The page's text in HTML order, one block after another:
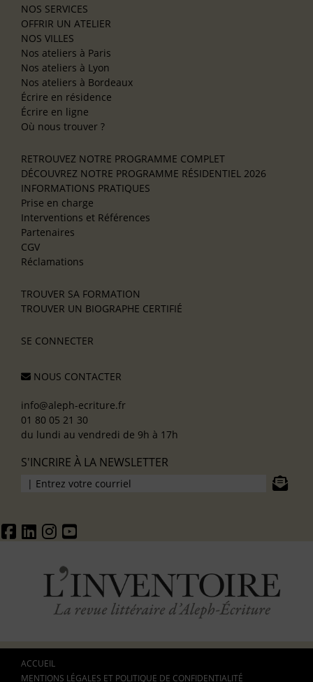
NOS SERVICES
OFFRIR UN ATELIER
NOS VILLES
Nos ateliers à Paris
Nos ateliers à Lyon
Nos ateliers à Bordeaux
Écrire en résidence
Écrire en ligne
Où nous trouver ?
RETROUVEZ NOTRE PROGRAMME COMPLET
DÉCOUVREZ NOTRE PROGRAMME RÉSIDENTIEL 2026
INFORMATIONS PRATIQUES
Prise en charge
Interventions et Références
Partenaires
CGV
Réclamations
TROUVER SA FORMATION
TROUVER UN BIOGRAPHE CERTIFIÉ
SE CONNECTER
NOUS CONTACTER
info@aleph-ecriture.fr
01 80 05 21 30
du lundi au vendredi de 9h à 17h
S'INCRIRE À LA NEWSLETTER
ACCUEIL
MENTIONS LÉGALES ET POLITIQUE DE CONFIDENTIALITÉ